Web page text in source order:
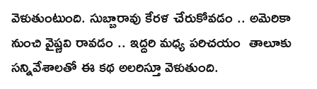
వెళుతుంటుంది. సుబ్బారావు కేరళ చేరుకోవడం .. అమెరికా
నుంచి వైష్ణవి రావడం .. ఇద్దరి మధ్య పరిచయం తాలూకు
సన్నివేశాలతో ఈ కథ అలరిస్తూ వెళుతుంది.